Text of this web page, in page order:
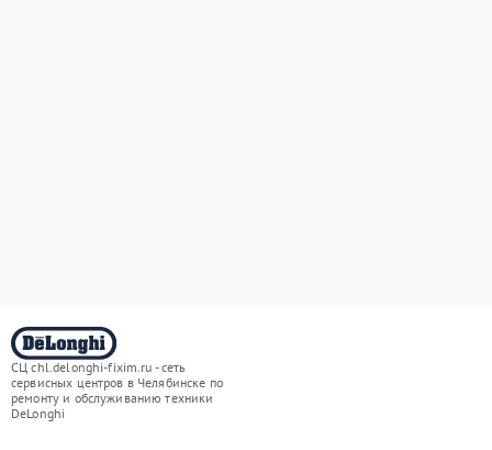
СЦ chl.delonghi-fixim.ru - сеть
сервисных центров в Челябинске по
ремонту и обслуживанию техники
DeLonghi